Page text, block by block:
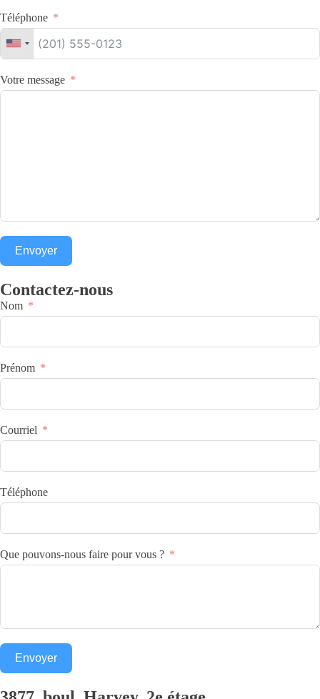
Téléphone
Votre message
Envoyer
Contactez-nous
Nom
Prénom
Courriel
Téléphone
Que pouvons-nous faire pour vous ?
Envoyer